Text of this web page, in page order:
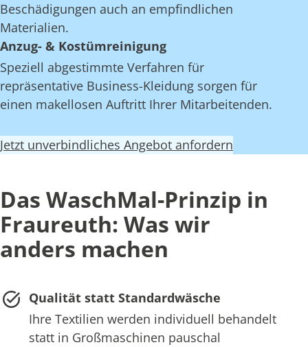
Beschädigungen auch an empfindlichen
Materialien.
Anzug- & Kostümreinigung
Speziell abgestimmte Verfahren für
repräsentative Business-Kleidung sorgen für
einen makellosen Auftritt Ihrer Mitarbeitenden.
Jetzt unverbindliches Angebot anfordern
Das WaschMal-Prinzip in
Fraureuth: Was wir
anders machen
Qualität statt Standardwäsche
Ihre Textilien werden individuell behandelt
statt in Großmaschinen pauschal